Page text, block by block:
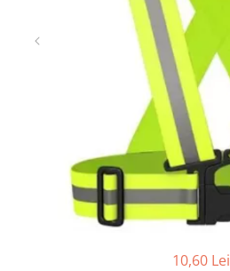
Cricuri Auto Hidraulice
Pneumatice si Trapezoidale
Generatoare curent
Macarale și vinciuri
Masini de gaurit si Insurubat
Motocositoare si Motosape
Rotopercutoare si bormasini
Taiat gresie si faianta
10,60 Lei